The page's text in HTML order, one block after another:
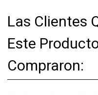
Las Clientes
Este
Compraron: